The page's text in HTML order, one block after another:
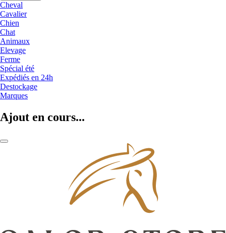
Cheval
Cavalier
Chien
Chat
Animaux
Elevage
Ferme
Spécial été
Expédiés en 24h
Destockage
Marques
Ajout en cours...